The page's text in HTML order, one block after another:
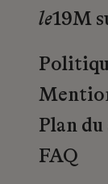
le19M
Plan du
FAQ